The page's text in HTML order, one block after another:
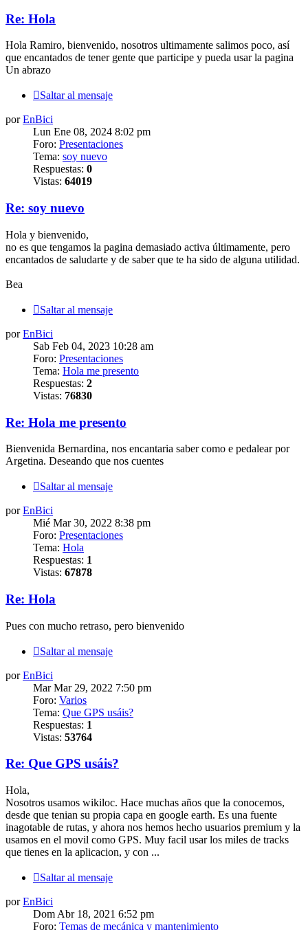
Re: Hola
Hola Ramiro, bienvenido, nosotros ultimamente salimos poco, así
que encantados de tener gente que participe y pueda usar la pagina
Un abrazo
Saltar al mensaje
porEnBici
Lun Ene 08, 2024 8:02 pm
Foro: Presentaciones
Tema: soy nuevo
Respuestas: 0
Vistas: 64019
Re: soy nuevo
Hola y bienvenido,
no es que tengamos la pagina demasiado activa últimamente, pero
encantados de saludarte y de saber que te ha sido de alguna utilidad.
Bea
Saltar al mensaje
porEnBici
Sab Feb 04, 2023 10:28 am
Foro: Presentaciones
Tema: Hola me presento
Respuestas: 2
Vistas: 76830
Re: Hola me presento
Bienvenida Bernardina, nos encantaria saber como e pedalear por
Argetina. Deseando que nos cuentes
Saltar al mensaje
porEnBici
Mié Mar 30, 2022 8:38 pm
Foro: Presentaciones
Tema: Hola
Respuestas: 1
Vistas: 67878
Re: Hola
Pues con mucho retraso, pero bienvenido
Saltar al mensaje
porEnBici
Mar Mar 29, 2022 7:50 pm
Foro: Varios
Tema: Que GPS usáis?
Respuestas: 1
Vistas: 53764
Re: Que GPS usáis?
Hola,
Nosotros usamos wikiloc. Hace muchas años que la conocemos,
desde que tenian su propia capa en google earth. Es una fuente
inagotable de rutas, y ahora nos hemos hecho usuarios premium y la
usamos en el movil como GPS. Muy facil usar los miles de tracks
que tienes en la aplicacion, y con ...
Saltar al mensaje
porEnBici
Dom Abr 18, 2021 6:52 pm
Foro: Temas de mecánica y mantenimiento